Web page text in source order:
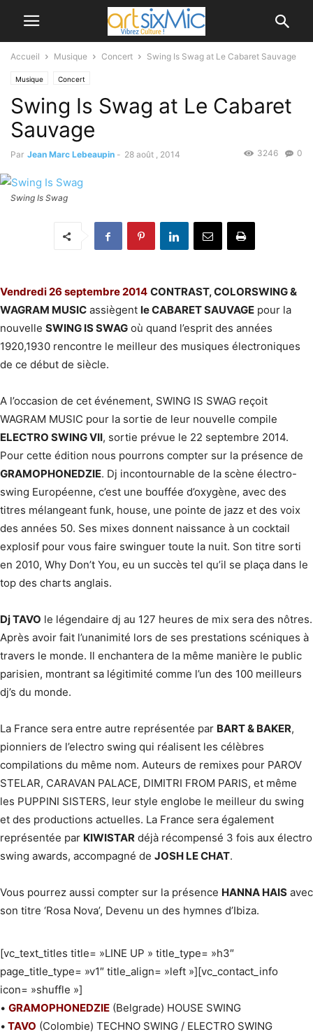
Accueil Musique Concert Swing Is Swag at Le Cabaret Sauvage
Musique Concert
Swing Is Swag at Le Cabaret
Sauvage
Par Jean Marc Lebeaupin - 28 août , 2014 0
3246
Swing Is Swag
Vendredi 26 septembre 2014 CONTRAST, COLORSWING &
WAGRAM MUSIC assiègent le CABARET SAUVAGE pour la
nouvelle SWING IS SWAG où quand l’esprit des années
1920,1930 rencontre le meilleur des musiques électroniques
de ce début de siècle.
A l’occasion de cet événement, SWING IS SWAG reçoit
WAGRAM MUSIC pour la sortie de leur nouvelle compile
ELECTRO SWING VII, sortie prévue le 22 septembre 2014.
Pour cette édition nous pourrons compter sur la présence de
GRAMOPHONEDZIE. Dj incontournable de la scène électro-
swing Européenne, c’est une bouffée d’oxygène, avec des
titres mélangeant funk, house, une pointe de jazz et des voix
des années 50. Ses mixes donnent naissance à un cocktail
explosif pour vous faire swinguer toute la nuit. Son titre sorti
en 2010, Why Don’t You, eu un succès tel qu’il se plaça dans le
top des charts anglais.
Dj TAVO le légendaire dj au 127 heures de mix sera des nôtres.
Après avoir fait l’unanimité lors de ses prestations scéniques à
travers le monde. Il enchantera de la même manière le public
parisien, montrant sa légitimité comme l’un des 100 meilleurs
dj’s du monde.
La France sera entre autre représentée par BART & BAKER,
pionniers de l’electro swing qui réalisent les célèbres
compilations du même nom. Auteurs de remixes pour PAROV
STELAR, CARAVAN PALACE, DIMITRI FROM PARIS, et même
les PUPPINI SISTERS, leur style englobe le meilleur du swing
et des productions actuelles. La France sera également
représentée par KIWISTAR déjà récompensé 3 fois aux électro
swing awards, accompagné de JOSH LE CHAT.
Vous pourrez aussi compter sur la présence HANNA HAIS avec
son titre ‘Rosa Nova’, Devenu un des hymnes d’Ibiza.
[vc_text_titles title= »LINE UP » title_type= »h3″
page_title_type= »v1″ title_align= »left »][vc_contact_info
icon= »shuffle »]
• GRAMOPHONEDZIE (Belgrade) HOUSE SWING
• TAVO (Colombie) TECHNO SWING / ELECTRO SWING